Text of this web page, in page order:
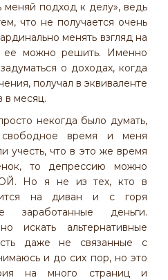
меняй подход к делу», ведь
что не получается очень
менять взгляд на
ее можно решить. Именно
о доходах, когда
получал в эквиваленте
в месяц.
некогда было думать,
время и меня
учесть, что в это же время
то депрессию можно
Но я не из тех, кто в
на диван и с горя
заработанные деньги.
искать альтернативные
даже не связанные с
и до сих пор, но это
на много страниц и